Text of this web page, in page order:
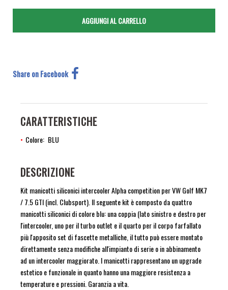
Share on Facebook
CARATTERISTICHE
Colore BLU
DESCRIZIONE
Kit manicotti siliconici intercooler Alpha competition per VW Golf MK7
/ 7.5 GTI (incl. Clubsport). Il seguente kit è composto da quattro
manicotti siliconici di colore blu: una coppia (lato sinistro e destro per
l'intercooler, uno per il turbo outlet e il quarto per il corpo farfallato
più l'apposito set di fascette metalliche, il tutto può essere montato
direttamente senza modifiche all'impianto di serie o in abbinamento
ad un intercooler maggiorato. I manicotti rappresentano un upgrade
estetico e funzionale in quanto hanno una maggiore resistenza a
temperature e pressioni. Garanzia a vita.